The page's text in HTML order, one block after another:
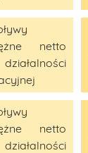
netto
netto